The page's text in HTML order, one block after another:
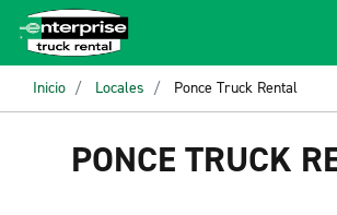
Inicio Locales Ponce Truck Rental
PONCE TRUCK